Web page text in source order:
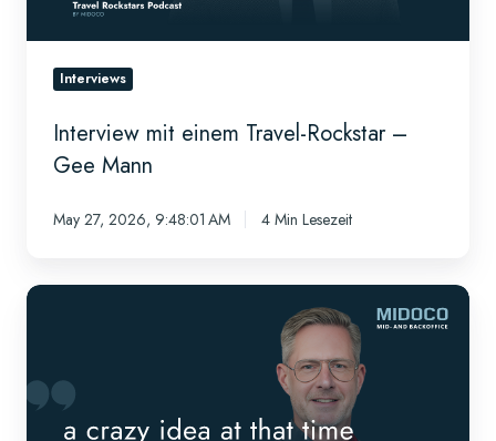
Interviews
Interview mit einem Travel-Rockstar –
Gee Mann
May 27, 2026, 9:48:01 AM 4 Min Lesezeit
Meet